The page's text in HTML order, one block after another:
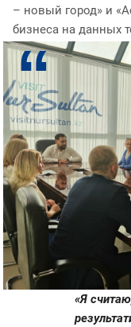
– новый город» и
бизнеса на данных
«Я